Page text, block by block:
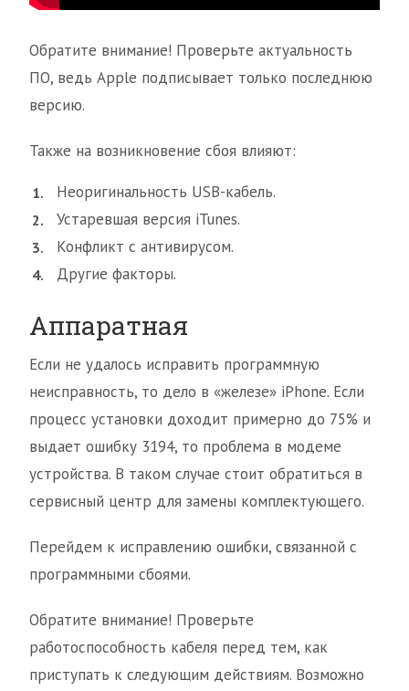
Обратите внимание! Проверьте актуальность
ПО, ведь Apple подписывает только последнюю
версию.
Также на возникновение сбоя влияют:
Неоригинальность USB-кабель.
Устаревшая версия iTunes.
Конфликт с антивирусом.
Другие факторы.
Аппаратная
Если не удалось исправить программную
неисправность, то дело в «железе» iPhone. Если
процесс установки доходит примерно до 75% и
выдает ошибку 3194, то проблема в модеме
устройства. В таком случае стоит обратиться в
сервисный центр для замены комплектующего.
Перейдем к исправлению ошибки, связанной с
программными сбоями.
Обратите внимание! Проверьте
работоспособность кабеля перед тем, как
приступать к следующим действиям. Возможно